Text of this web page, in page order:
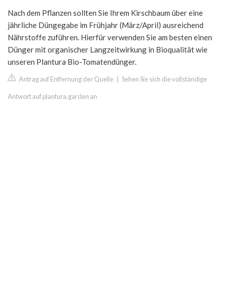
Nach dem Pflanzen sollten Sie Ihrem Kirschbaum über eine
jährliche Düngegabe im Frühjahr (März/April) ausreichend
Nährstoffe zuführen. Hierfür verwenden Sie am besten einen
Dünger mit organischer Langzeitwirkung in Bioqualität wie
unseren Plantura Bio-Tomatendünger.
Antrag auf Entfernung der Quelle Sehen Sie sich die vollständige
Antwort auf plantura.garden an